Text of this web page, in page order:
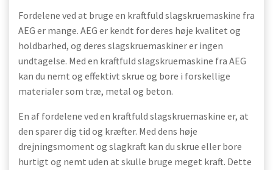
Fordelene ved at bruge en kraftfuld slagskruemaskine fra
AEG er mange. AEG er kendt for deres høje kvalitet og
holdbarhed, og deres slagskruemaskiner er ingen
undtagelse. Med en kraftfuld slagskruemaskine fra AEG
kan du nemt og effektivt skrue og bore i forskellige
materialer som træ, metal og beton.
En af fordelene ved en kraftfuld slagskruemaskine er, at
den sparer dig tid og kræfter. Med dens høje
drejningsmoment og slagkraft kan du skrue eller bore
hurtigt og nemt uden at skulle bruge meget kraft. Dette